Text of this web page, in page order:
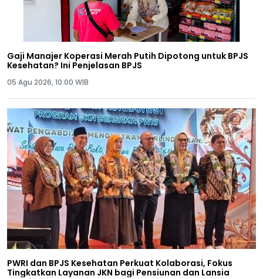
Gaji Manajer Koperasi Merah Putih Dipotong untuk BPJS
Kesehatan? Ini Penjelasan BPJS
05 Agu 2026, 10:00 WIB
PWRI dan BPJS Kesehatan Perkuat Kolaborasi, Fokus
Tingkatkan Layanan JKN bagi Pensiunan dan Lansia